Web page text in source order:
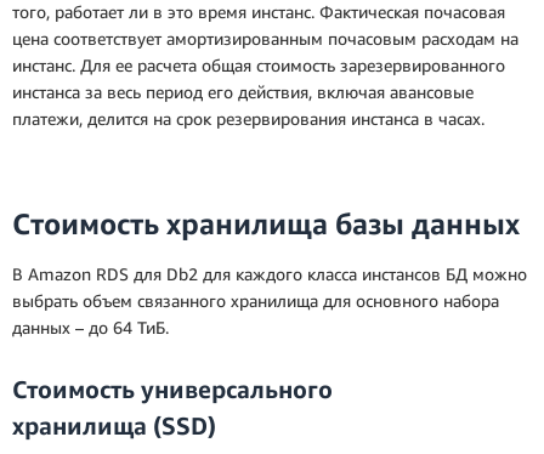
того, работает ли в это время инстанс. Фактическая почасовая
цена соответствует амортизированным почасовым расходам на
инстанс. Для ее расчета общая стоимость зарезервированного
инстанса за весь период его действия, включая авансовые
платежи, делится на срок резервирования инстанса в часах.
Стоимость хранилища базы данных
В Amazon RDS для Db2 для каждого класса инстансов БД можно
выбрать объем связанного хранилища для основного набора
данных – до 64 ТиБ.
Стоимость универсального
хранилища (SSD)